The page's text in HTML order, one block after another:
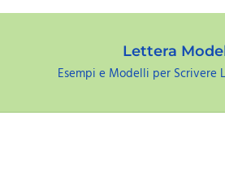
Lettera
Esempi e Modelli per Scrivere